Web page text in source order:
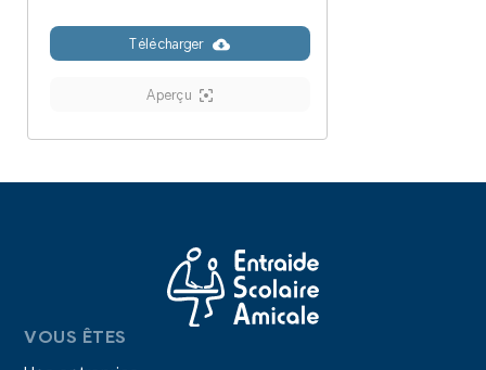
Télécharger
Aperçu
VOUS ÊTES